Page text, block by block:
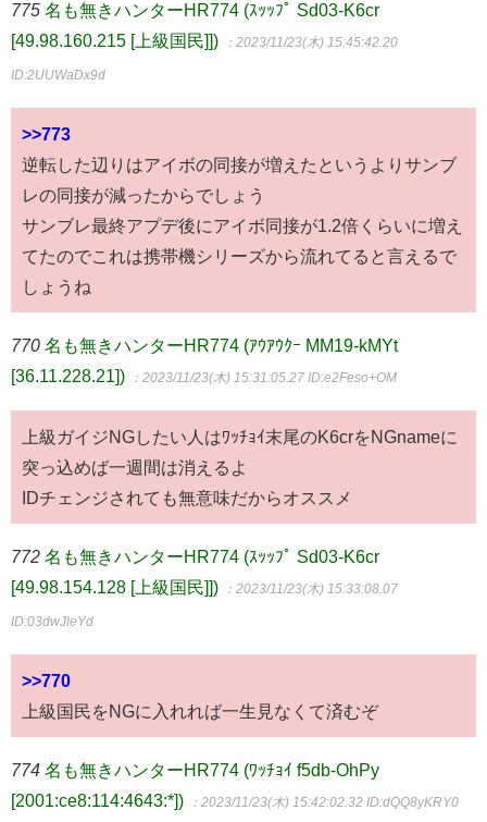
775 名も無きハンターHR774 (ｽｯｯﾌﾟ Sd03-K6cr
[49.98.160.215 [上級国民]])
：2023/11/23(木) 15:45:42.20
ID:2UUWaDx9d
>>773
逆転した辺りはアイボの同接が増えたというよりサンブ
レの同接が減ったからでしょう
サンブレ最終アプデ後にアイボ同接が1.2倍くらいに増え
てたのでこれは携帯機シリーズから流れてると言えるで
しょうね
770 名も無きハンターHR774 (ｱｳｱｳｸｰ MM19-kMYt
[36.11.228.21])
：2023/11/23(木) 15:31:05.27 ID:e2Feso+OM
上級ガイジNGしたい人はﾜｯﾁｮｲ末尾のK6crをNGnameに
突っ込めば一週間は消えるよ
IDチェンジされても無意味だからオススメ
772 名も無きハンターHR774 (ｽｯｯﾌﾟ Sd03-K6cr
[49.98.154.128 [上級国民]])
：2023/11/23(木) 15:33:08.07
ID:03dwJleYd
>>770
上級国民をNGに入れれば一生見なくて済むぞ
774 名も無きハンターHR774 (ﾜｯﾁｮｲ f5db-OhPy
[2001:ce8:114:4643:*])
：2023/11/23(木) 15:42:02.32 ID:dQQ8yKRY0